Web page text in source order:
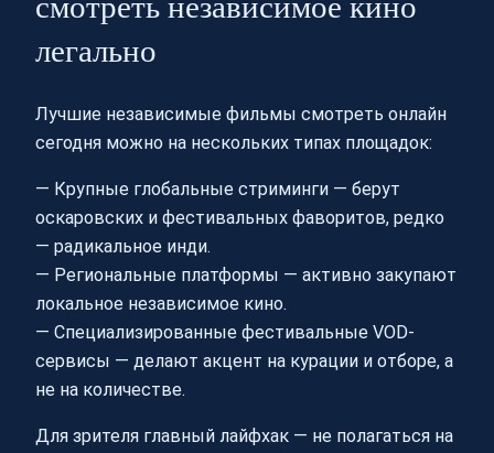
легально
Лучшие независимые фильмы смотреть онлайн
сегодня можно на нескольких типах площадок:
— Крупные глобальные стриминги — берут
оскаровских и фестивальных фаворитов, редко
— радикальное инди.
— Региональные платформы — активно закупают
локальное независимое кино.
— Специализированные фестивальные VOD-
сервисы — делают акцент на курации и отборе, а
не на количестве.
Для зрителя главный лайфхак — не полагаться на